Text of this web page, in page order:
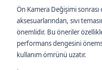
Ön Kamera Değişimi sonrası
aksesuarlarından, sıvı
önemlidir. Bu öneriler
performans dengesini
kullanım ömrünü uzatır.